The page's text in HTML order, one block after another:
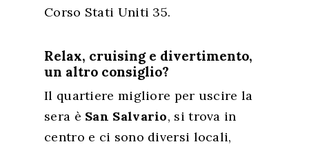
Corso Stati Uniti 35.
Relax, cruising e divertimento,
un altro consiglio?
Il quartiere migliore per uscire la
sera è San Salvario, si trova in
centro e ci sono diversi locali,